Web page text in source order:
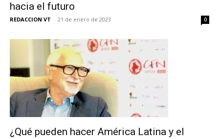
hacia el futuro
REDACCION VT - 21 de enero de 2023 0
¿Qué pueden hacer América Latina y el